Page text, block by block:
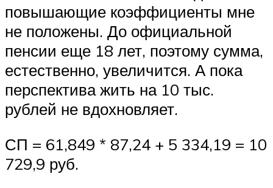
повышающие коэффициенты мне
не положены. До официальной
пенсии еще 18 лет, поэтому сумма,
естественно, увеличится. А пока
перспектива жить на 10 тыс.
рублей не вдохновляет.
СП = 61,849 * 87,24 + 5 334,19 = 10
729,9 руб.